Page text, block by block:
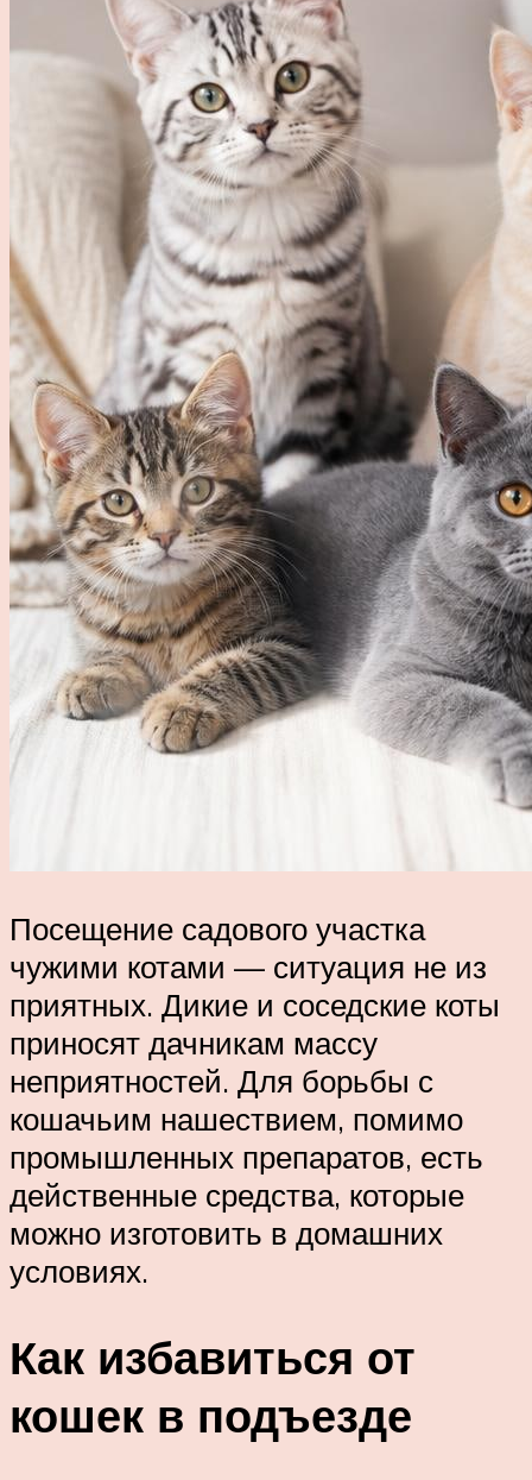
Посещение садового участка
чужими котами — ситуация не из
приятных. Дикие и соседские коты
приносят дачникам массу
неприятностей. Для борьбы с
кошачьим нашествием, помимо
промышленных препаратов, есть
действенные средства, которые
можно изготовить в домашних
условиях.
Как избавиться от
кошек в подъезде